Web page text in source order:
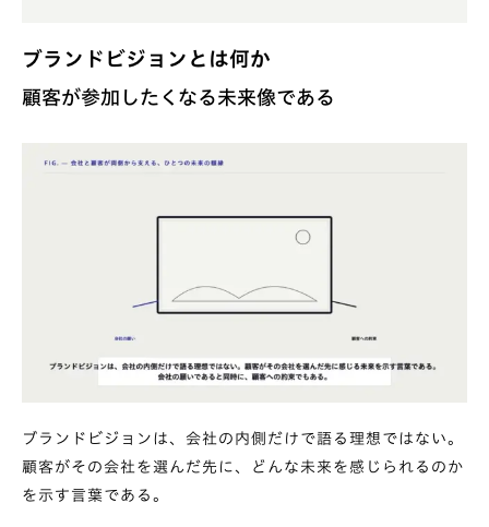
ブランドビジョンとは何か
顧客が参加したくなる未来像である
ブランドビジョンは、会社の内側だけで語る理想ではない。
顧客がその会社を選んだ先に、どんな未来を感じられるのか
を示す言葉である。